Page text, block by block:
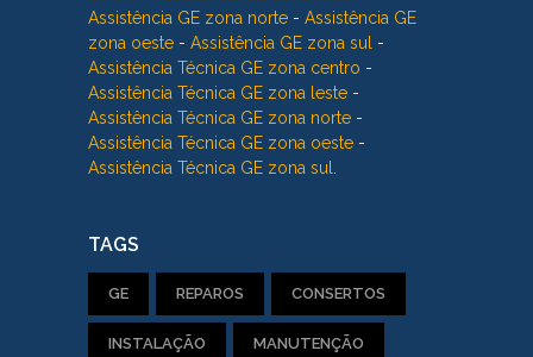
Assistência GE zona norte - Assistência GE
zona oeste - Assistência GE zona sul
-
Assistência Técnica GE zona centro -
Assistência Técnica GE zona leste -
Assistência Técnica GE zona norte -
Assistência Técnica GE zona oeste -
Assistência Técnica GE zona sul
TAGS
GE REPAROS CONSERTOS
INSTALAÇÃO MANUTENÇÃO